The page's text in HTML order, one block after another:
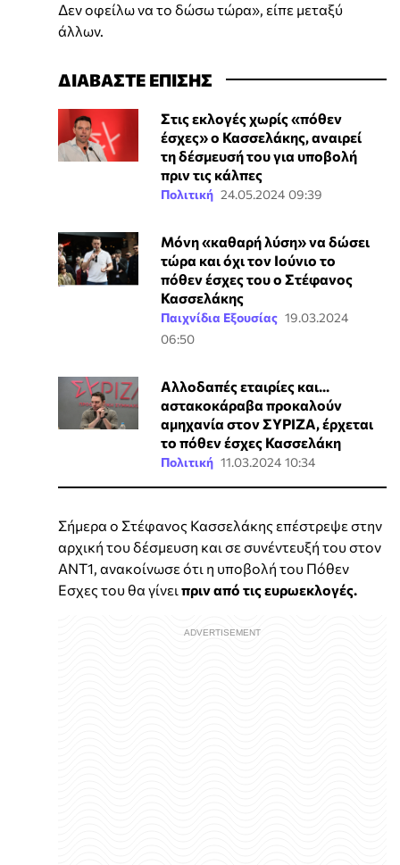
Δεν οφείλω να το δώσω τώρα», είπε μεταξύ
άλλων.
ΔΙΑΒΑΣΤΕ ΕΠΙΣΗΣ
Στις εκλογές χωρίς «πόθεν
έσχες» ο Κασσελάκης, αναιρεί
τη δέσμευσή του για υποβολή
πριν τις κάλπες
Πολιτική 24.05.2024 09:39
Μόνη «καθαρή λύση» να δώσει
τώρα και όχι τον Ιούνιο το
πόθεν έσχες του ο Στέφανος
Κασσελάκης
Παιχνίδια Εξουσίας 19.03.2024
06:50
Αλλοδαπές εταιρίες και...
αστακοκάραβα προκαλούν
αμηχανία στον ΣΥΡΙΖΑ, έρχεται
το πόθεν έσχες Κασσελάκη
Πολιτική 11.03.2024 10:34
Σήμερα ο Στέφανος Κασσελάκης επέστρεψε στην
αρχική του δέσμευση και σε συνέντευξή του στον
ΑΝΤ1, ανακοίνωσε ότι η υποβολή του Πόθεν
Εσχες του θα γίνει πριν από τις ευρωεκλογές.